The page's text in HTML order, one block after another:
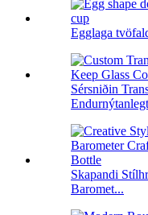
Egglaga
Sérsniðin
Skapandi
Baromet...